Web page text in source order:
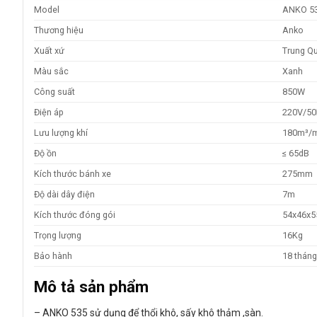
Model
ANKO
Thương hiệu
Anko
Xuất xứ
Trung
Màu sắc
Xanh
Công suất
850W
Điện áp
220V/
Lưu lượng khí
180m³/
Độ ồn
≤ 65dB
Kích thước bánh xe
275mm
Độ dài dây điện
7m
Kích thước đóng gói
Trọng lượng
16Kg
Bảo hành
18 tháng
Mô tả sản phẩm
– ANKO 535 sử dụng để thổi khô, sấy khô thảm ,sàn.